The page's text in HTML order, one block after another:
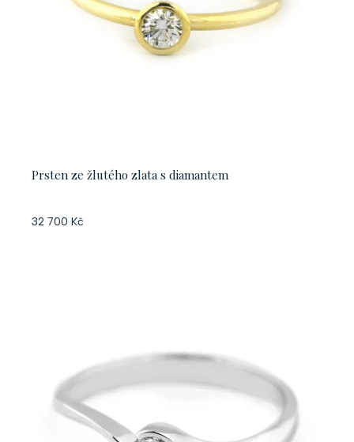
Prsten ze žlutého zlata s diamantem
32 700 Kč